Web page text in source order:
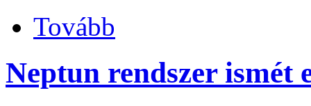
Tovább
Neptun rendszer ismét